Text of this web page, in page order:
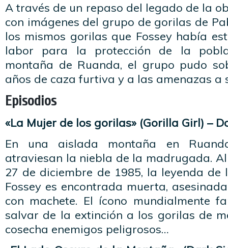
A través de un repaso del legado de la
con imágenes del grupo de gorilas de
los mismos gorilas que Fossey había
labor para la protección de la
montaña de Ruanda, el grupo pudo
años de caza furtiva y a las amenazas a
Episodios
«La Mujer de los gorilas» (Gorilla Girl) –
En una aislada montaña en
atraviesan la niebla de la madrugada.
27 de diciembre de 1985, la leyenda
Fossey es encontrada muerta,
con machete. El ícono mundialmente
salvar de la extinción a los gorilas de
cosecha enemigos peligrosos…